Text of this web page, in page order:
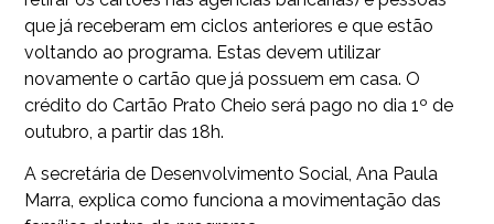
que já receberam em ciclos anteriores e que estão
voltando ao programa. Estas devem utilizar
novamente o cartão que já possuem em casa. O
crédito do Cartão Prato Cheio será pago no dia 1º de
outubro, a partir das 18h.
A secretária de Desenvolvimento Social, Ana Paula
Marra, explica como funciona a movimentação das